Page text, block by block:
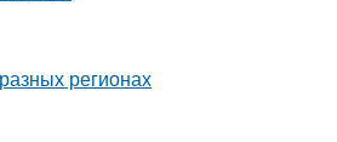
регионах